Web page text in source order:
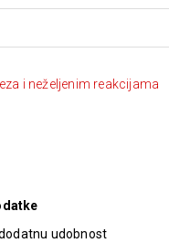
i neželjenim reakcijama
udobnost